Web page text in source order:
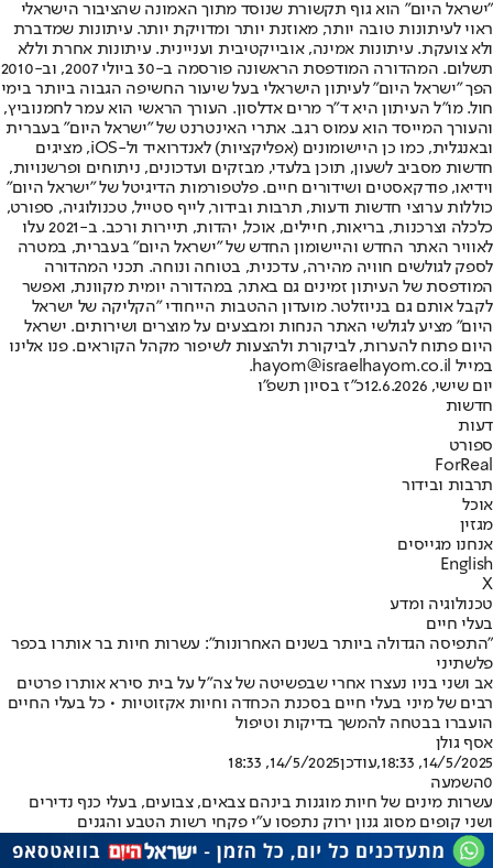
"ישראל היום" הוא גוף תקשורת שנוסד מתוך האמונה שהציבור הישראלי
ראוי לעיתונות טובה יותר, מאוזנת יותר ומדויקת יותר. עיתונות שמדברת
ולא צועקת. עיתונות אמינה, אובייקטיבית ועניינית. עיתונות אחרת וללא
תשלום. המהדורה המודפסת הראשונה פורסמה ב-30 ביולי 2007, וב-2010
הפך "ישראל היום" לעיתון הישראלי בעל שיעור החשיפה הגבוה ביותר בימי
חול. מו"ל העיתון היא ד"ר מרים אדלסון. העורך הראשי הוא עמר לחמנוביץ,
והעורך המייסד הוא עמוס רגב. אתרי האינטרנט של "ישראל היום" בעברית
ובאנגלית, כמו כן היישומונים (אפליקציות) לאנדרואיד ול-iOS, מציגים
חדשות מסביב לשעון, תוכן בלעדי, מבזקים ועדכונים, ניתוחים ופרשנויות,
וידיאו, פודקאסטים ושידורים חיים. פלטפורמות הדיגיטל של "ישראל היום"
כוללות ערוצי חדשות ודעות, תרבות ובידור, לייף סטייל, טכנולוגיה, ספורט,
כלכלה וצרכנות, בריאות, חיילים, אוכל, יהדות, תיירות ורכב. ב-2021 עלו
לאוויר האתר החדש והיישומון החדש של "ישראל היום" בעברית, במטרה
לספק לגולשים חוויה מהירה, עדכנית, בטוחה ונוחה. תכני המהדורה
המודפסת של העיתון זמינים גם באתר, במהדורה יומית מקוונת, ואפשר
לקבל אותם גם בניוזלטר. מועדון ההטבות הייחודי "הקליקה של ישראל
היום" מציע לגולשי האתר הנחות ומבצעים על מוצרים ושירותים. ישראל
היום פתוח להערות, לביקורת ולהצעות לשיפור מקהל הקוראים. פנו אלינו
במייל hayom@israelhayom.co.il.
יום שישי, 12.6.2026
כ"ז בסיון תשפ"ו
חדשות
דעות
ספורט
ForReal
תרבות ובידור
אוכל
מגזין
אנחנו מגייסים
English
X
טכנולוגיה ומדע
בעלי חיים
"התפיסה הגדולה ביותר בשנים האחרונות": עשרות חיות בר אותרו בכפר
פלשתיני
אב ושני בניו נעצרו אחרי שבפשיטה של צה"ל על בית סירא אותרו פרטים
רבים של מיני בעלי חיים בסכנת הכחדה וחיות אקזוטיות • כל בעלי החיים
הועברו בבטחה להמשך בדיקות וטיפול
אסף גולן
14/5/2025, 18:33
,עודכן14/5/2025, 18:33
0השמעה
עשרות מינים של חיות מוגנות בינהם צבאים, צבועים, בעלי כנף נדירים
ושני קופים מסוג גנון ירוק נתפסו ע"י פקחי רשות הטבע והגנים